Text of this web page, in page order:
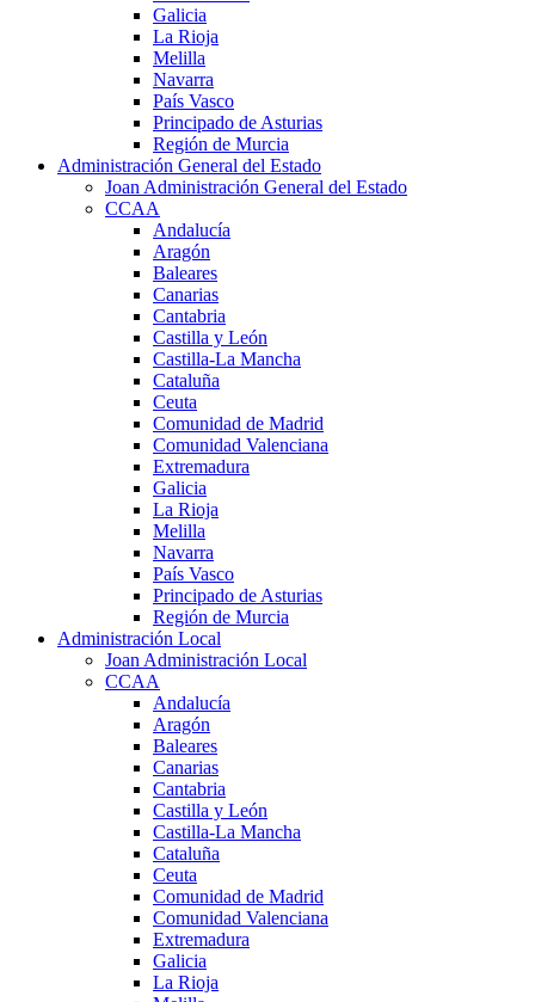
Galicia
La Rioja
Melilla
Navarra
País Vasco
Principado de Asturias
Región de Murcia
Administración General del Estado
Joan Administración General del Estado
CCAA
Andalucía
Aragón
Baleares
Canarias
Cantabria
Castilla y León
Castilla-La Mancha
Cataluña
Ceuta
Comunidad de Madrid
Comunidad Valenciana
Extremadura
Galicia
La Rioja
Melilla
Navarra
País Vasco
Principado de Asturias
Región de Murcia
Administración Local
Joan Administración Local
CCAA
Andalucía
Aragón
Baleares
Canarias
Cantabria
Castilla y León
Castilla-La Mancha
Cataluña
Ceuta
Comunidad de Madrid
Comunidad Valenciana
Extremadura
Galicia
La Rioja